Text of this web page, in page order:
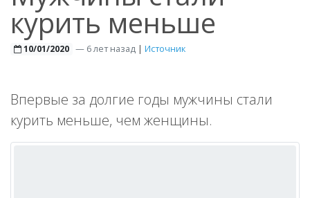
курить меньше
10/01/2020 —6 лет назад | Источник
Впервые за долгие годы мужчины стали
курить меньше, чем женщины.